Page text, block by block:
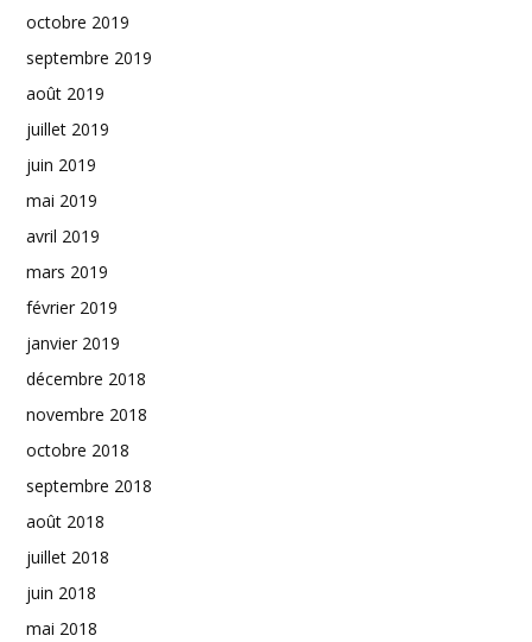
octobre 2019
septembre 2019
août 2019
juillet 2019
juin 2019
mai 2019
avril 2019
mars 2019
février 2019
janvier 2019
décembre 2018
novembre 2018
octobre 2018
septembre 2018
août 2018
juillet 2018
juin 2018
mai 2018